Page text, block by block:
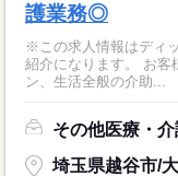
護業務◎
※この求人情報はディ
紹介になります。 お客
ン、生活全般の介助...
その他医療・
埼玉県越谷市/